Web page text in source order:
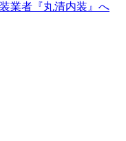
業者『丸清内装』へ